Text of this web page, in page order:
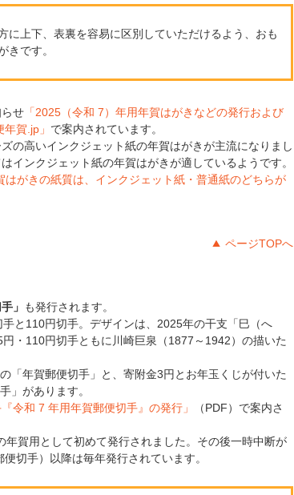
に上下、表裏を容易に区別していただけるよう、おも
きです。
せ 「2025（令和 7）年用年賀はがきなどの発行および
年賀.jp」 で案内されています。
の高いインクジェット紙の年賀はがきが主流になりまし
インクジェット紙の年賀はがきが適しているようです。
はがきの紙質は、インクジェット紙・普通紙のどちらが
ページTOPへ
」 も発行されます。
と110円切手。デザインは、2025年の干支「巳（へ
・110円切手ともに川崎巨泉（1877～1942）の描いた
「年賀郵便切手」と、寄附金3円とお年玉くじが付いた
」があります。
『令和 7 年用年賀郵便切手』の発行」
（PDF）で案内さ
賀用として初めて発行されました。その後一時中断が
切手）以降は毎年発行されています。